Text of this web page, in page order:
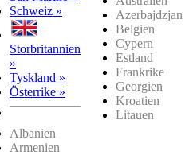
Schweiz »
Storbritannien
»
Tyskland »
Österrike »
Albanien
Armenien
Azerbajdzjan
Belgien
Cypern
Estland
Frankrike
Georgien
Kroatien
Litauen